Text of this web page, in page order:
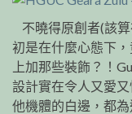
不曉得原創者(該
初是在什麼心態下
上加那些裝飾？！
設計實在令人又愛
他機體的白邊，都